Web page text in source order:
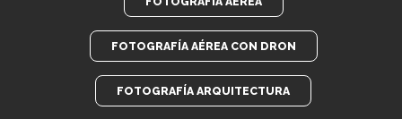
FOTOGRAFÍA AÉREA CON DRON
FOTOGRAFÍA ARQUITECTURA